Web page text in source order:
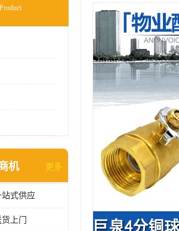
Product
机 更多
式供应
上门